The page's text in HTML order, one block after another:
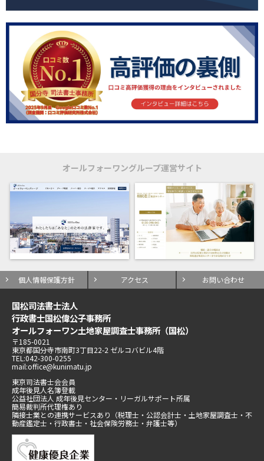
オールフォーワングループ運営サイト
個人情報保護方針 アクセス お問い合わせ
国松司法書士法人
行政書士国松偉公子事務所
オールフォーワン土地家屋調査士事務所（国松）
〒185-0021
東京都国分寺市南町3丁目22-2 ゼルコバビル4階
TEL:042-300-0255
mail:office@kunimatu.jp
東京司法書士会会員
成年後見人名簿登載
公益社団法人 成年後見センター・リーガルサポート所属
簡易裁判所代理権あり
隣接士業との連携サービスあり（税理士・公認会計士・土地家屋調査士・不
動産鑑定士・行政書士・社会保険労務士・弁護士等）